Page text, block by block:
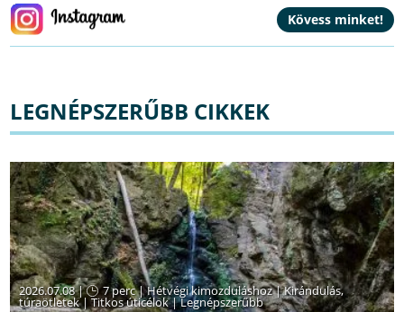
LEGNÉPSZERŰBB CIKKEK
2026.07.08 | 7 perc|Hétvégi kimozduláshoz|Kirándulás,
túraötletek|Titkos úticélok|Legnépszerűbb